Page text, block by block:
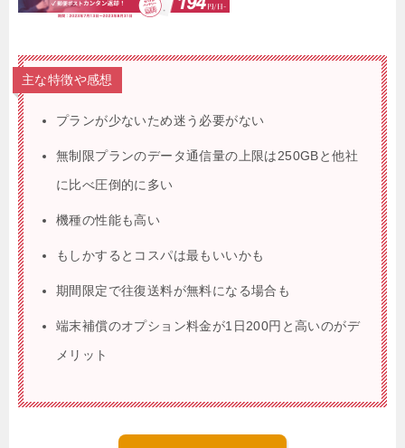
主な特徴や感想
プランが少ないため迷う必要がない
無制限プランのデータ通信量の上限は250GBと他社
に比べ圧倒的に多い
機種の性能も高い
もしかするとコスパは最もいいかも
期間限定で往復送料が無料になる場合も
端末補償のオプション料金が1日200円と高いのがデ
メリット